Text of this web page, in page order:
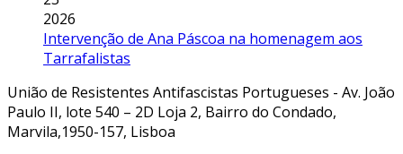
2026
Intervenção de Ana Páscoa na homenagem aos
Tarrafalistas
União de Resistentes Antifascistas Portugueses - Av. João
Paulo II, lote 540 – 2D Loja 2, Bairro do Condado,
Marvila,1950-157, Lisboa